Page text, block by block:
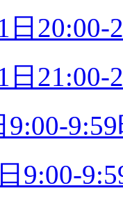
日
日
9:00-
9:00-